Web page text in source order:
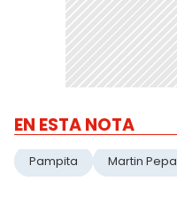
EN ESTA NOTA
Pampita Martin Pepa